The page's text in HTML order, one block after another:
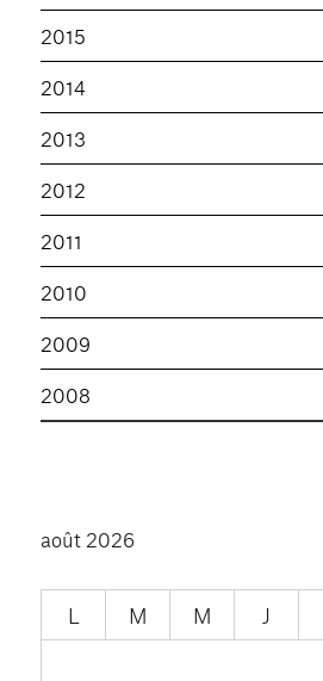
2015
2014
2013
2012
2011
2010
2009
2008
août 2026
L M M J